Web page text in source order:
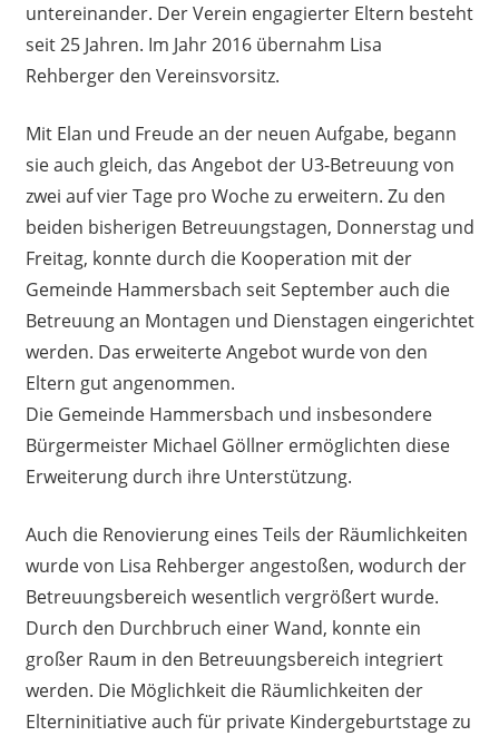
untereinander. Der Verein engagierter Eltern besteht
seit 25 Jahren. Im Jahr 2016 übernahm Lisa
Rehberger den Vereinsvorsitz.
Mit Elan und Freude an der neuen Aufgabe, begann
sie auch gleich, das Angebot der U3-Betreuung von
zwei auf vier Tage pro Woche zu erweitern. Zu den
beiden bisherigen Betreuungstagen, Donnerstag und
Freitag, konnte durch die Kooperation mit der
Gemeinde Hammersbach seit September auch die
Betreuung an Montagen und Dienstagen eingerichtet
werden. Das erweiterte Angebot wurde von den
Eltern gut angenommen.
Die Gemeinde Hammersbach und insbesondere
Bürgermeister Michael Göllner ermöglichten diese
Erweiterung durch ihre Unterstützung.
Auch die Renovierung eines Teils der Räumlichkeiten
wurde von Lisa Rehberger angestoßen, wodurch der
Betreuungsbereich wesentlich vergrößert wurde.
Durch den Durchbruch einer Wand, konnte ein
großer Raum in den Betreuungsbereich integriert
werden. Die Möglichkeit die Räumlichkeiten der
Elterninitiative auch für private Kindergeburtstage zu